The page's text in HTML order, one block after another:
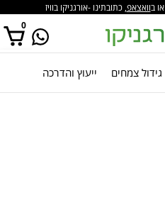
או בוואצאפ, כתובתינו -אורגניקו בוויז
0
אין מוצרים בסל הקניות.גידול צמחים ייעוץ והדרכה